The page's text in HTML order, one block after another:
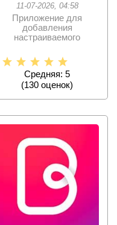
11-07-2026, 04:58
Приложение для
добавления
настраиваемого
показывающего
подробную информацию
Средняя: 5
(130 оценок)